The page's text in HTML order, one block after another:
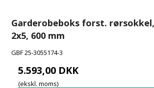
Garderobeboks forst.
2x5, 600 mm
GBF 25-3055174-3
5.593,00 DKK
(ekskl. moms)